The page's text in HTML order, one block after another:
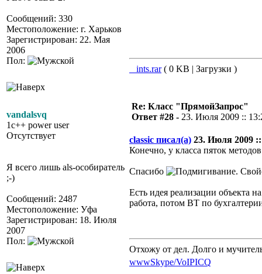
Сообщений: 330
Местоположение: г. Харьков
Зарегистрирован: 22. Мая
2006
Пол:
_ints.rar( 0 KB | Загрузки )
vandalsvq
1c++ power user
Отсутствует
Я всего лишь als-особиратель
;-)
Сообщений: 2487
Местоположение: Уфа
Зарегистрирован: 18. Июля
2007
Пол:
Re: Класс "ПрямойЗапрос"
Ответ #28 - 23. Июля 2009 ::
classic писал(а) 23. Июля 2009 ::
Конечно, у класса пяток
Спасибо .
Есть идея реализации объекта
работа, потом ВТ по
Отхожу от дел. Долго и
wwwSkype/VoIPICQ